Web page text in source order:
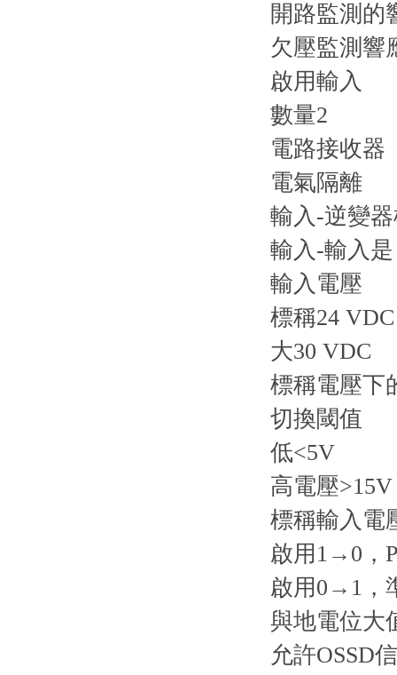
開路監測的
欠壓監測響
啟用輸入
數量2
電路接收器
電氣隔離
輸入-逆變
輸入-輸入是
輸入電壓
標稱24 VDC
大30 VDC
標稱電壓下
切換閾值
低<5V
高電壓>15V
標稱輸入電
啟用1→0，
啟用0→1，
與地電位大
允許OSSD